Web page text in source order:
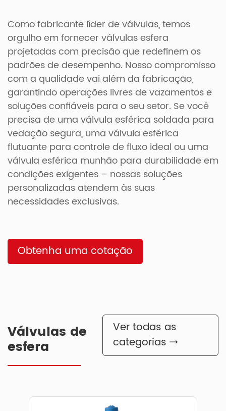
Como fabricante líder de válvulas, temos
orgulho em fornecer válvulas esfera
projetadas com precisão que redefinem os
padrões de desempenho. Nosso compromisso
com a qualidade vai além da fabricação,
garantindo operações livres de vazamentos e
soluções confiáveis para o seu setor. Se você
precisa de uma válvula esférica soldada para
vedação segura, uma válvula esférica
flutuante para controle de fluxo ideal ou uma
válvula esférica munhão para durabilidade em
condições exigentes – nossas soluções
personalizadas atendem às suas
necessidades exclusivas.
Obtenha uma cotação
Válvulas de
esfera
Ver todas as
categorias